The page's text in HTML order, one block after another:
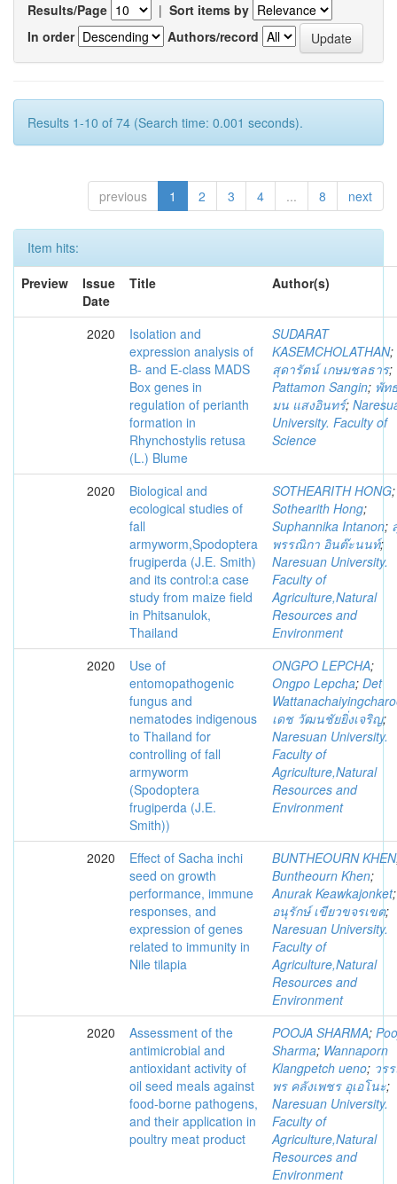
Results/Page | Sort items by
In order
Authors/record
Results 1-10 of 74 (Search time: 0.001 seconds).
previous 1 2 3 4 ... 8 next
Item hits:
Preview
Issue
Date
Title Author(s)
2020
Isolation and
expression analysis of
B- and E-class MADS
Box genes in
regulation of perianth
formation in
Rhynchostylis retusa
(L.) Blume
SUDARAT
KASEMCHOLATHAN;
สุดารัตน์ เกษมชลธาร;
Pattamon Sangin; พัท
มน แสงอินทร์;
University. Faculty of
Science
2020
Biological and
ecological studies of
fall
armyworm,Spodoptera
frugiperda (J.E. Smith)
and its control:a case
study from maize field
in Phitsanulok,
Thailand
SOTHEARITH HONG;
Sothearith Hong;
Suphannika Intanon;
พรรณิกา อินต๊ะนนท์;
Naresuan University.
Faculty of
Agriculture,Natural
Resources and
Environment
2020
Use of
entomopathogenic
fungus and
nematodes indigenous
to Thailand for
controlling of fall
armyworm
(Spodoptera
frugiperda (J.E.
Smith))
ONGPO LEPCHA;
Ongpo Lepcha; Det
เดช วัฒนชัยยิ่งเจริญ;
Naresuan University.
Faculty of
Agriculture,Natural
Resources and
Environment
2020
Effect of Sacha inchi
seed on growth
performance, immune
responses, and
expression of genes
related to immunity in
Nile tilapia
BUNTHEOURN KHEN
Buntheourn Khen;
Anurak Keawkajonket;
อนุรักษ์ เขียวขจรเขต;
Naresuan University.
Faculty of
Agriculture,Natural
Resources and
Environment
2020
Assessment of the
antimicrobial and
antioxidant activity of
oil seed meals against
food-borne pathogens,
and their application in
poultry meat product
POOJA SHARMA;
Sharma; Wannaporn
Klangpetch ueno; วร
พร คลังเพชร อุเอโนะ;
Naresuan University.
Faculty of
Agriculture,Natural
Resources and
Environment